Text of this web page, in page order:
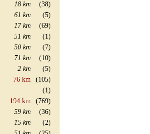
18 km
(38)
61 km
(5)
17 km
(69)
51 km
(1)
50 km
(7)
71 km
(10)
2 km
(5)
76 km
(105)
(1)
194 km
(769)
59 km
(36)
15 km
(2)